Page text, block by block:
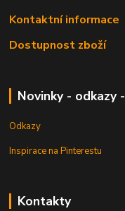
Kontaktní informace
Dostupnost zboží
Novinky - odkazy
Odkazy
Inspirace na Pinterestu
Kontakty